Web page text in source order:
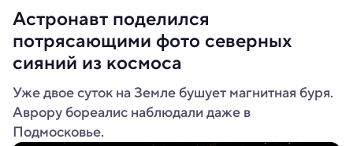
Астронавт поделился
потрясающими фото северных
сияний из космоса
Уже двое суток на Земле бушует магнитная буря.
Аврору бореалис наблюдали даже в
Подмосковье.